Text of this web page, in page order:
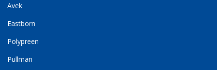
Avek
Eastborn
Polypreen
Pullman